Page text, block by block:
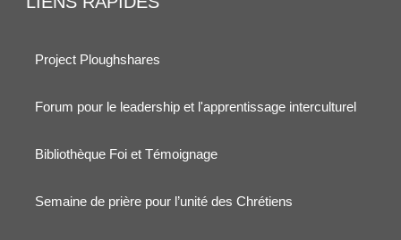
Project Ploughshares
Forum pour le leadership et l'apprentissage interculturel
Bibliothèque Foi et Témoignage
Semaine de prière pour l’unité des Chrétiens